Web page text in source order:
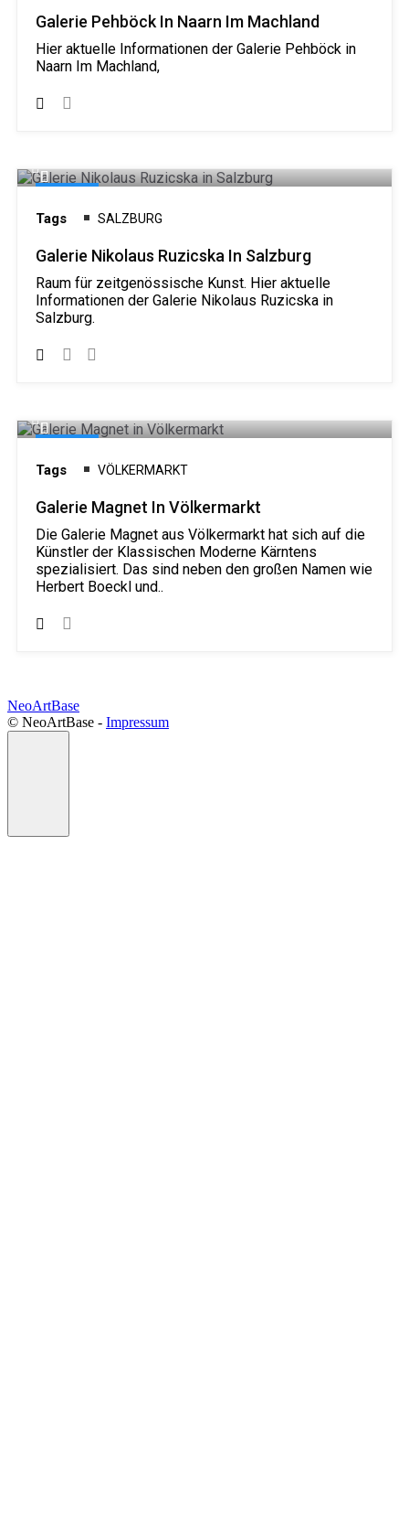
Galerie Pehböck In Naarn Im Machland
Hier aktuelle Informationen der Galerie Pehböck in
Naarn Im Machland,
Tags SALZBURG
Galerie Nikolaus Ruzicska In Salzburg
Raum für zeitgenössische Kunst. Hier aktuelle
Informationen der Galerie Nikolaus Ruzicska in
Salzburg.
Tags VÖLKERMARKT
Galerie Magnet In Völkermarkt
Die Galerie Magnet aus Völkermarkt hat sich auf die
Künstler der Klassischen Moderne Kärntens
spezialisiert. Das sind neben den großen Namen wie
Herbert Boeckl und..
NeoArtBase
©️ NeoArtBase - Impressum